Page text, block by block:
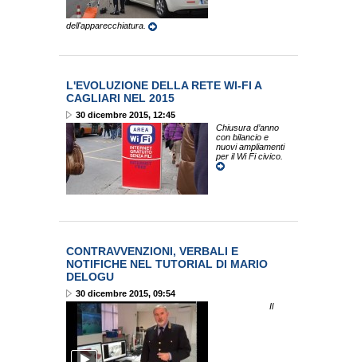
dell'apparecchiatura.
L'EVOLUZIONE DELLA RETE WI-FI A
CAGLIARI NEL 2015
30 dicembre 2015, 12:45
Chiusura d’anno
con bilancio e
nuovi ampliamenti
per il Wi Fi civico.
CONTRAVVENZIONI, VERBALI E
NOTIFICHE NEL TUTORIAL DI MARIO
DELOGU
30 dicembre 2015, 09:54
Il